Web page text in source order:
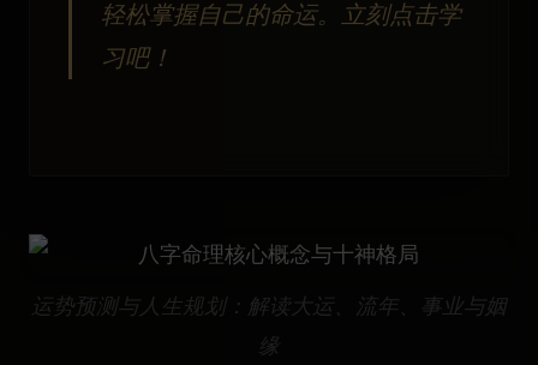
轻松掌握自己的命运。立刻点击学
习吧！
运势预测与人生规划：解读大运、流年、事业与姻
缘